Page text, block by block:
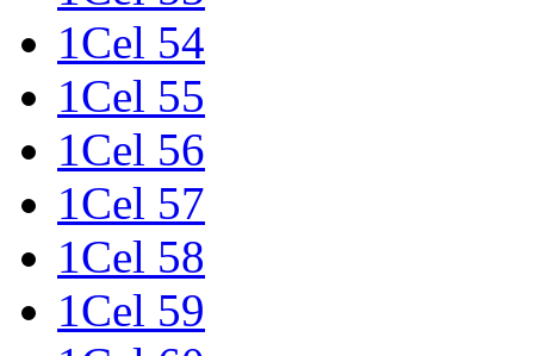
1Cel 54
1Cel 55
1Cel 56
1Cel 57
1Cel 58
1Cel 59